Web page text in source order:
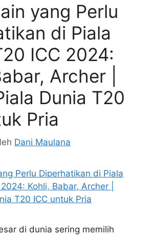
yang Perlu
di Piala
ICC 2024:
Archer |
Dunia T20
Pria
Dani Maulana
di dunia sering memilih